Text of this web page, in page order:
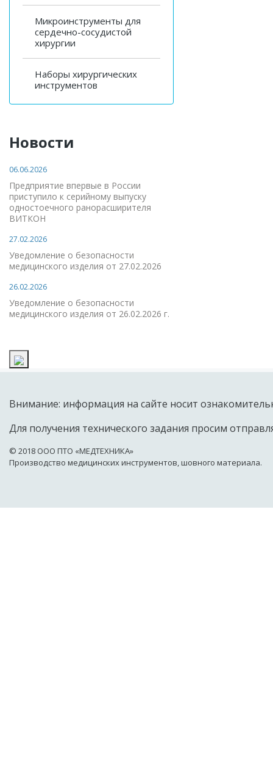
Микроинструменты для
сердечно-сосудистой
хирургии
Наборы хирургических
инструментов
Новости
06.06.2026
Предприятие впервые в России
приступило к серийному выпуску
одностоечного ранорасширителя
ВИТКОН
27.02.2026
Уведомление о безопасности
медицинского изделия от 27.02.2026
26.02.2026
Уведомление о безопасности
медицинского изделия от 26.02.2026 г.
Внимание: информация на сайте носит
Для получения технического задания просим
© 2018 OOO ПТО «МЕДТЕХНИКА»
Производство медицинских инструментов, шовного материала.